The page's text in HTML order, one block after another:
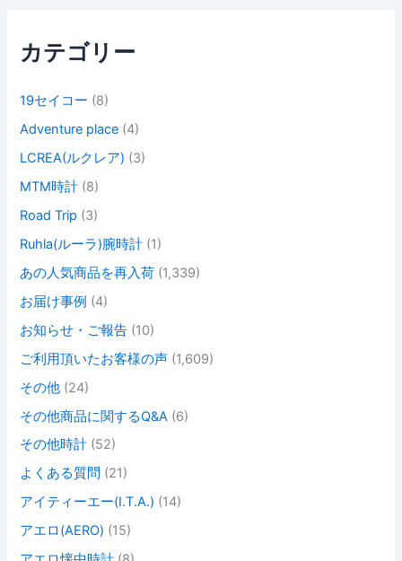
カテゴリー
19セイコー (8)
Adventure place (4)
LCREA(ルクレア) (3)
MTM時計 (8)
Road Trip (3)
Ruhla(ルーラ)腕時計 (1)
あの人気商品を再入荷 (1,339)
お届け事例 (4)
お知らせ・ご報告 (10)
ご利用頂いたお客様の声 (1,609)
その他 (24)
その他商品に関するQ&A (6)
その他時計 (52)
よくある質問 (21)
アイティーエー(I.T.A.) (14)
アエロ(AERO) (15)